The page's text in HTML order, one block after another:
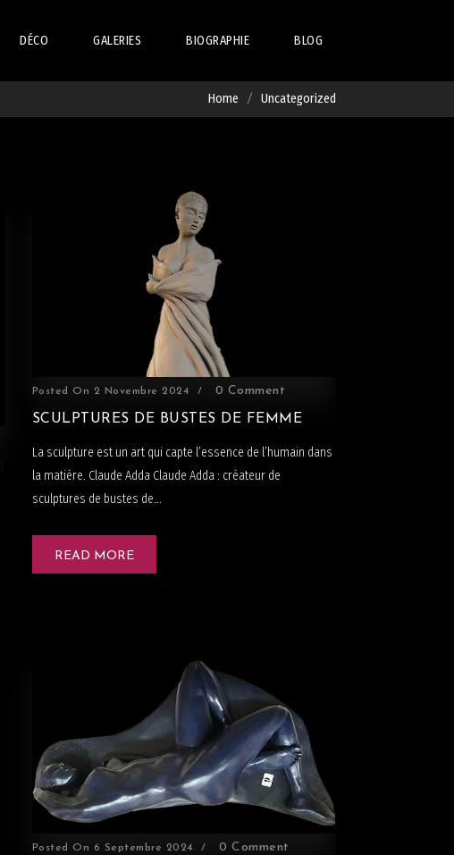
DÉCO GALERIES BIOGRAPHIE
PREMIÈRE OEUVRE
BLOG
Home Uncategorized
Posted On 2 Novembre 2024 0 Comment
SCULPTURES DE BUSTES DE FEMME
La sculpture est un art qui capte l’essence de l’humain dans
la matière. Claude Adda Claude Adda : créateur de
sculptures de bustes de...
READ MORE
Posted On 6 Septembre 2024 0 Comment